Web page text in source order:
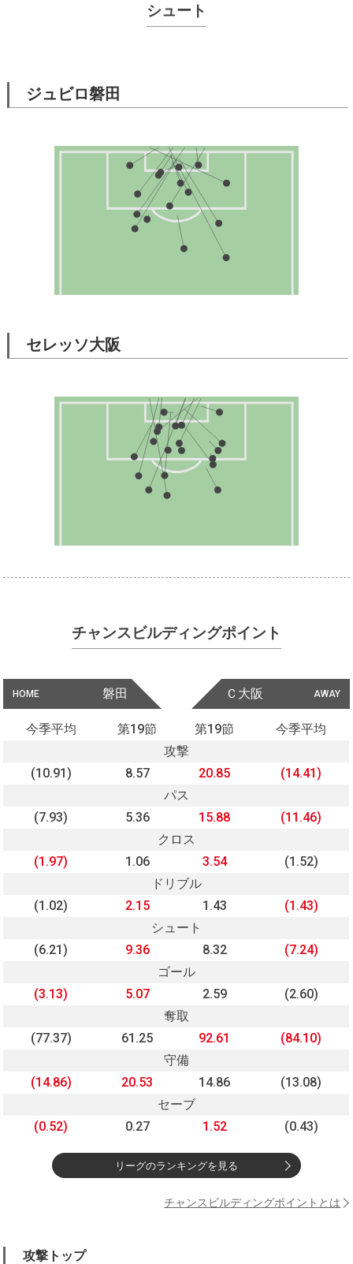
シュート
ジュビロ磐田
セレッソ大阪
チャンスビルディングポイント
HOME 磐田 AWAY
Ｃ大阪
今季平均 第19節 第19節
今季平均
攻撃
(10.91)
8.57 20.85
(14.41)
パス
(7.93)
5.36 15.88
(11.46)
クロス
(1.97)
1.06 3.54
(1.52)
ドリブル
(1.02)
2.15 1.43
(1.43)
シュート
(6.21)
9.36 8.32
(7.24)
ゴール
(3.13)
5.07 2.59
(2.60)
奪取
(77.37)
61.25 92.61
(84.10)
守備
(14.86)
20.53 14.86
(13.08)
セーブ
(0.52)
0.27 1.52 (0.43)
リーグのランキングを見る
チャンスビルディングポイントとは
攻撃トップ